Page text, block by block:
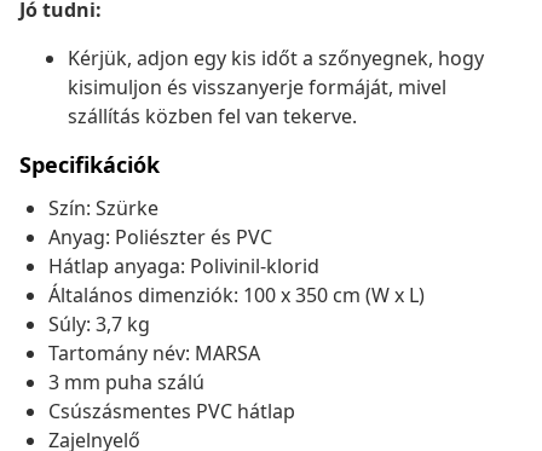
Jó tudni:
Kérjük, adjon egy kis időt a szőnyegnek, hogy
kisimuljon és visszanyerje formáját, mivel
szállítás közben fel van tekerve.
Specifikációk
Szín: Szürke
Anyag: Poliészter és PVC
Hátlap anyaga: Polivinil-klorid
Általános dimenziók: 100 x 350 cm (W x L)
Súly: 3,7 kg
Tartomány név: MARSA
3 mm puha szálú
Csúszásmentes PVC hátlap
Zajelnyelő